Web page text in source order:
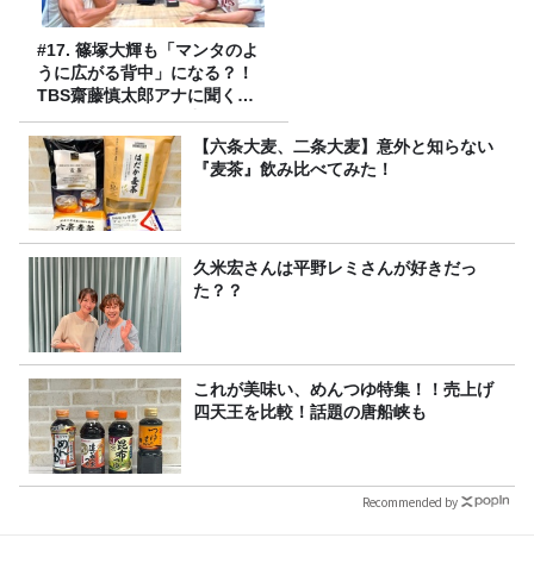
#17. 篠塚大輝も「マンタのよ
うに広がる背中」になる？！
TBS齋藤慎太郎アナに聞くメ
ンズフィジークの魅力！！
【六条大麦、二条大麦】意外と知らない
『麦茶』飲み比べてみた！
久米宏さんは平野レミさんが好きだっ
た？？
これが美味い、めんつゆ特集！！売上げ
四天王を比較！話題の唐船峡も
Recommended by